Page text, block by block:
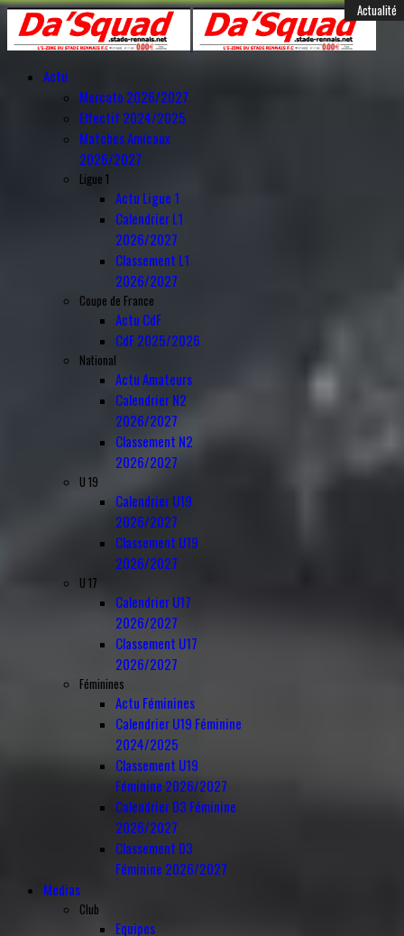
Actu
Mercato 2026/2027
Effectif 2024/2025
Matches Amicaux
2026/2027
Ligue 1
Actu Ligue 1
Calendrier L1
2026/2027
Classement L1
2026/2027
Coupe de France
Actu CdF
CdF 2025/2026
National
Actu Amateurs
Calendrier N2
2026/2027
Classement N2
2026/2027
U 19
Calendrier U19
2026/2027
Classement U19
2026/2027
U 17
Calendrier U17
2026/2027
Classement U17
2026/2027
Féminines
Actu Féminines
Calendrier U19 Féminine
2024/2025
Classement U19
Féminine 2026/2027
Calendrier D3 Féminine
2026/2027
Classement D3
Féminine 2026/2027
Medias
Club
Equipes
Mercato
Mercato
Féminines
Mercato
Mercato
Amical
Actualité
Mercato
Mercato
Actualité
Mercato
Mercato
Mercato
Mercato
Mercato
Actualité
Anciens
Actualité
précédente
précédent
suivante
suivant